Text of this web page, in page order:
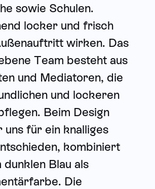
sowie Schulen.
locker und frisch
wirken. Das
Team besteht aus
und Mediatoren, die
und lockeren
Beim Design
uns für ein knalliges
kombiniert
dunklen Blau als
Die